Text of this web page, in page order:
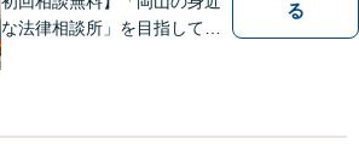
な法律相談所」を目指してい
んなささいなことでも構いま
る